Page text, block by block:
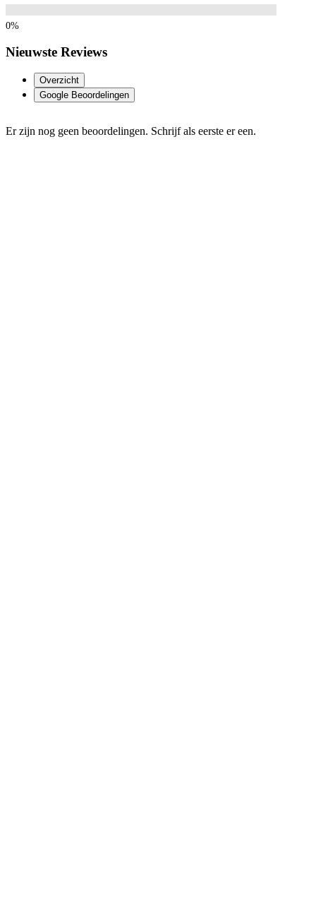
Nieuwste Reviews
Overzicht
Google Beoordelingen
Er zijn nog geen beoordelingen. Schrijf als eerste er een.